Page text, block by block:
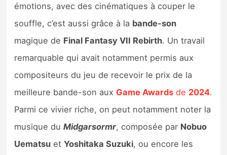
émotions, avec des cinématiques à couper le
souffle, c’est aussi grâce à la bande-son
magique de Final Fantasy VII Rebirth. Un travail
remarquable qui avait notamment permis aux
compositeurs du jeu de recevoir le prix de la
meilleure bande-son aux Game Awards de 2024.
Parmi ce vivier riche, on peut notamment noter la
musique duMidgarsormr, composée par Nobuo
Uematsu etYoshitaka Suzuki, ou encore les